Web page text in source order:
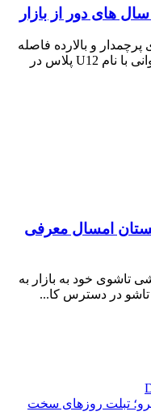
و بالارده فاصله
گرفته است. آخرین پرچمدار این برند تایوانی با نام U12 پلاس در
امسال معرفی
تاشوی خود به بازار به
تاشو در دسترس کا...